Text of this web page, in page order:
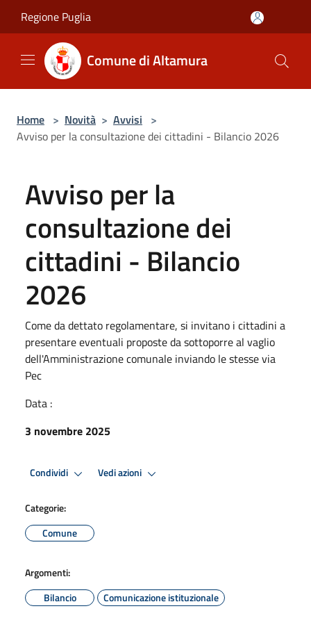
Regione Puglia
Comune di Altamura
Home > Novità > Avvisi >
Avviso per la consultazione dei cittadini - Bilancio 2026
Avviso per la
consultazione dei
cittadini - Bilancio
2026
Come da dettato regolamentare, si invitano i cittadini a
presentare eventuali proposte da sottoporre al vaglio
dell'Amministrazione comunale inviando le stesse via
Pec
Data :
3 novembre 2025
Condividi Vedi azioni
Categorie:
Comune
Argomenti:
Bilancio
Comunicazione istituzionale